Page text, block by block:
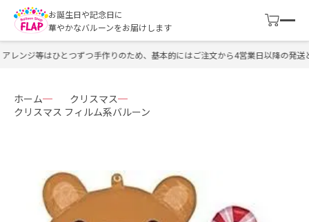
お誕生日や記念日に
華やかなバルーンをお届けします
レンジ等はひとつずつ手作りのため、基本的にはご注文から4営業日以降の発送
ホーム
クリスマス
クリスマス フィルム系バルーン